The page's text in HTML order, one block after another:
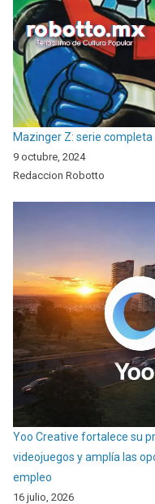
Mazinger Z: serie completa
9 octubre, 2024
Redaccion Robotto
Yoo Creative fortalece su
videojuegos y amplía las
empleo
16 julio, 2026